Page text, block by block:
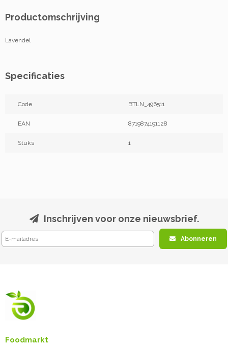
Productomschrijving
Lavendel
Specificaties
Code BTLN_496511
EAN 8719874191128
Stuks 1
Inschrijven voor onze nieuwsbrief.
Abonneren
Foodmarkt